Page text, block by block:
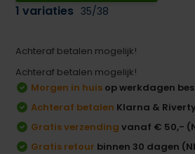
1 variaties 35/38
Achteraf betalen mogelijk!
Achteraf betalen mogelijk!
Morgen in huis op werkdagen
Achteraf betalen Klarna &
Gratis verzending vanaf € 50,-
Gratis retour binnen 30 dagen